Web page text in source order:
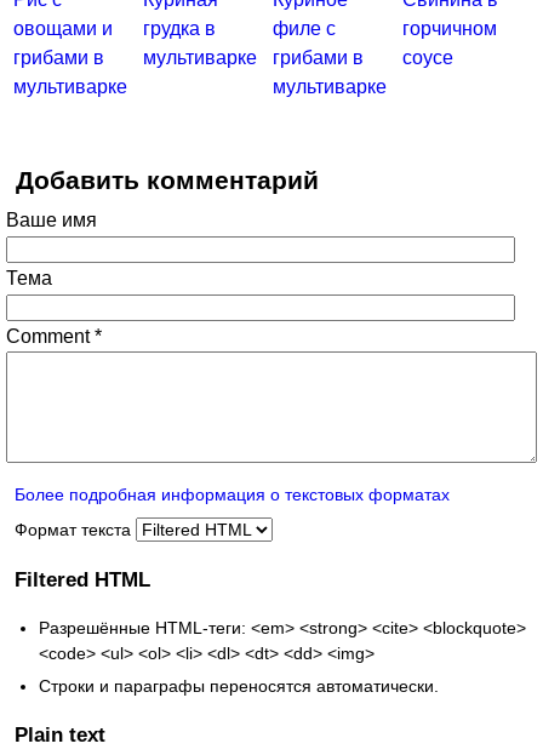
овощами и
грибами в
мультиварке
грудка в
мультиварке
филе с
грибами в
мультиварке
горчичном
соусе
Добавить комментарий
Ваше имя
Тема
Comment*
Более подробная информация о текстовых форматах
Формат текста
Filtered HTML
Разрешённые HTML-теги: <em> <strong> <cite> <blockquote>
<code> <ul> <ol> <li> <dl> <dt> <dd> <img>
Строки и параграфы переносятся автоматически.
Plain text